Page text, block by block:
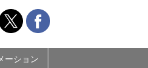
ーション